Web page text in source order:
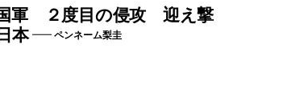
軍 ２度目の侵攻 迎え撃
本
ペンネーム梨圭